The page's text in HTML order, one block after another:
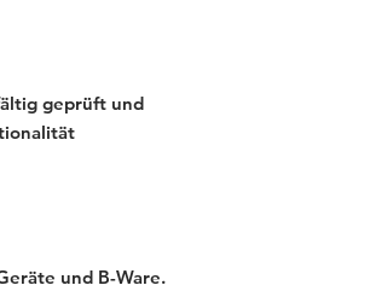
geprüft und
und B-Ware.